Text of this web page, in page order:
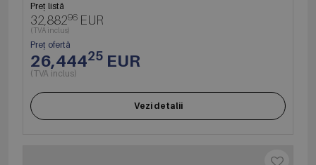
Preț listă
32,88296 EUR
(TVA inclus)
Preț ofertă
26,44425 EUR
(TVA inclus)
Vezi detalii